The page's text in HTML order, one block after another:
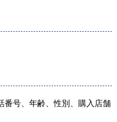
番号、年齢、性別、購入店舗